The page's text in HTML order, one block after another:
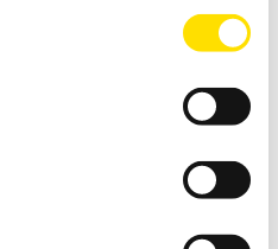
övertonsanalys samt logger.
för analys av de vanligast
kommunikatione med ethernet,